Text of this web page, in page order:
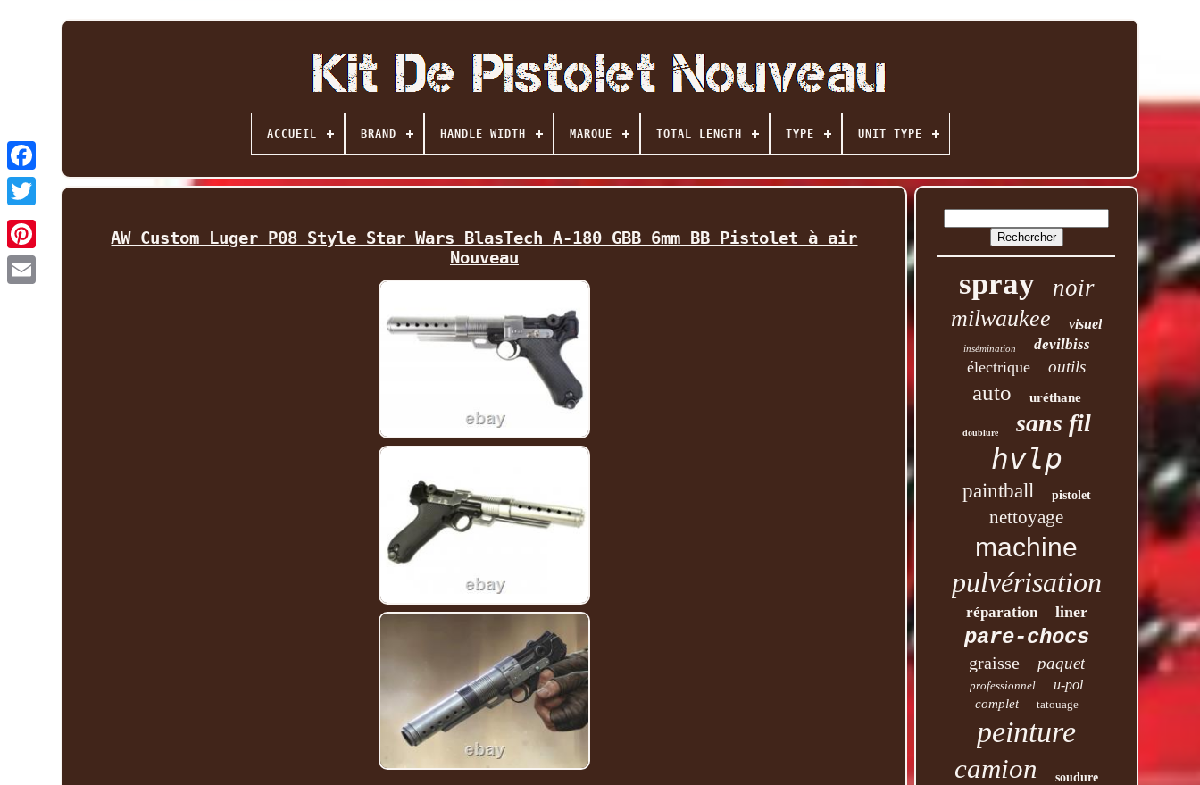
Facebook
Twitter
ACCUEIL BRAND HANDLE WIDTH MARQUE TOTAL LENGTH TYPE UNIT TYPE
AW Custom Luger P08 Style Star Wars BlasTech A-180 GBB 6mm BB Pistolet à air
Nouveau
spray noir
milwaukee visuel
insémination devilbiss
électrique outils
auto uréthane
doublure sans fil
hvlp
paintball pistolet
nettoyage
machine
pulvérisation
réparation liner
pare-chocs
graisse paquet
professionnel u-pol
complet tatouage
peinture
camion soudure